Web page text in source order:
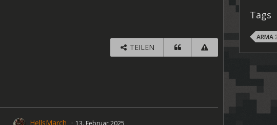
TEILEN
HellsMarch
13. Februar 2025
Tags
ARMA